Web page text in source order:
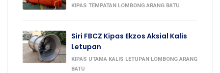
KIPAS TEMPATAN LOMBONG ARANG BATU
Siri FBCZ Kipas Ekzos Aksial Kalis
Letupan
KIPAS UTAMA KALIS LETUPAN LOMBONG ARANG
BATU